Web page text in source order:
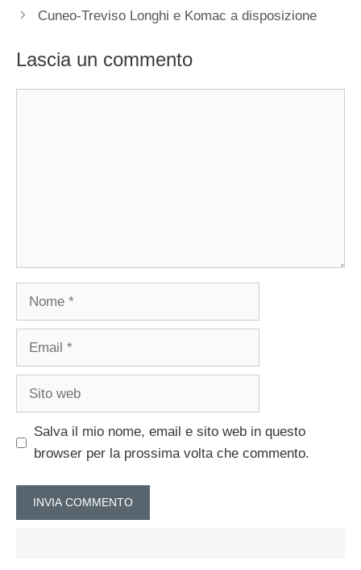
Cuneo-Treviso Longhi e Komac a disposizione
Lascia un commento
Nome
Email
Sito
Salva il mio nome, email e sito web in questo
browser per la prossima volta che commento.